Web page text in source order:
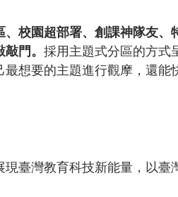
校園超部署、創課神隊友、
門。 採用主題式分區的方式
想要的主題進行觀摩，還能
臺灣教育科技新能量，以臺